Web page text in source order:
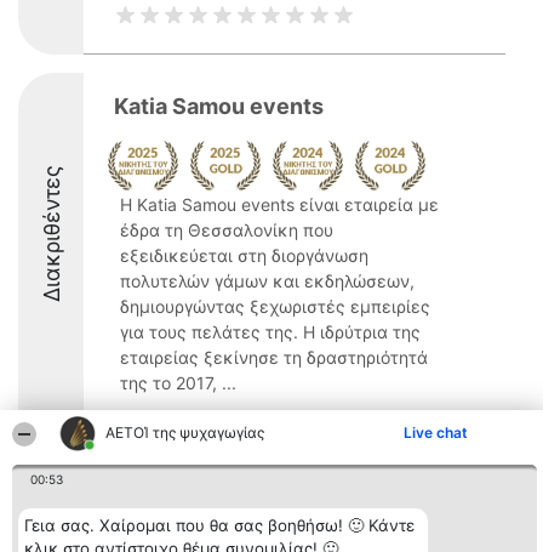
ΑΕΤΟΊ της ψυχαγωγίας Live chat
00:53
Γεια σας. Χαίρομαι που θα σας βοηθήσω! 🙂 Κάντε
Διακριθέντες
Katia Samou events
Η Katia Samou events είναι εταιρεία με
έδρα τη Θεσσαλονίκη που
εξειδικεύεται στη διοργάνωση
πολυτελών γάμων και εκδηλώσεων,
δημιουργώντας ξεχωριστές εμπειρίες
για τους πελάτες της. Η ιδρύτρια της
εταιρείας ξεκίνησε τη δραστηριότητά
της το 2017, ...
10
Διοργανωτής της
κατάταξης
BEAUTIFUL COMPANY
Κατάταξη
Διακριθέντες
Επικοινωνία
Επικοινωνία